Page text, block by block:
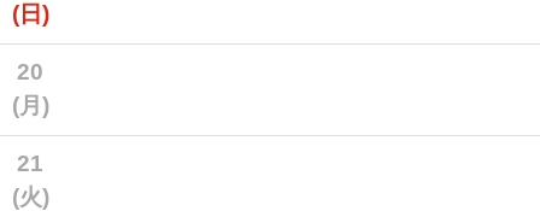
(日)
20
(月)
21
(火)